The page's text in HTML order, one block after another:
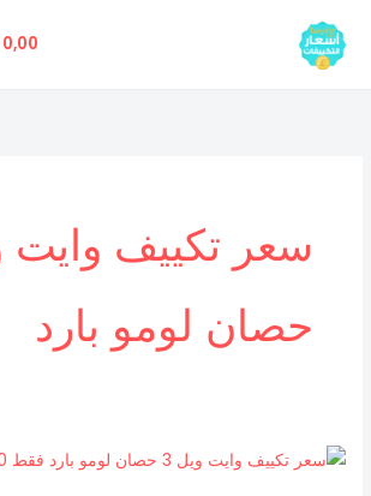
المحتوى
0,00
حصان لومو بارد
سعر